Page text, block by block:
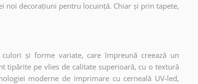
noi decorațiuni pentru locuință. Chiar și prin tapete,
și forme variate, care împreună creează un
tipărite pe vlies de calitate superioară, cu o textură
moderne de imprimare cu cerneală UV-led,